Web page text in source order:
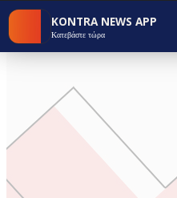
KONTRA NEWS APP
Κατεβάστε τώρα